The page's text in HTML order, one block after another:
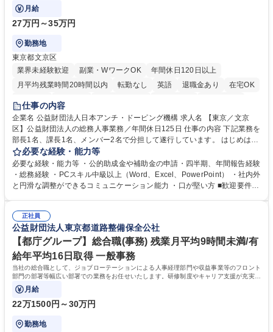
躍いただくことを期待しています。
月給
27万円～35万円
勤務地
東京都文京区
業界未経験歓迎
副業・WワークOK
年間休日120日以上
月平均残業時間20時間以内
転勤なし 英語 退職金あり
在宅OK
賞与あり
育休あり
食事補助あり
仕事の内容
企業名 公益財団法人日本アンチ・ドーピング機構 求人名 【東京／文京
区】公益財団法人の総務人事業務／年間休日125日 仕事の内容 下記業務を
部長1名、課長1名、メンバー2名で分担して遂行しています。 はじめは担
当者として業務を覚えていただき、ゆくゆくはリーダーやマネージャーポ
ジションとして活躍いただくことを期待しています。 【総務・人事グルー
プの業務内容】 ・人事制度関連 ・採用活動 ・教育研修の企画、実行 ・勤
怠管理 ・官公庁への各種提出 ・法定の会議運営（評議員会、理事会） ・
管理 ・福利厚生関連 ・職員からの問合せ、相談対応 ・その他日常の総務
業務全般 募集職種 【東京／文京区】公益財団法人の総務人事業務／年間
休日125日
必要な経験・能力等
必要な経験・能力等 ・公的助成金や補助金の申請・四半期、年間報告経験
・総務経験 ・PCスキル中級以上（Word、Excel、PowerPoint） ・社内外
と円滑な調整ができるコミュニケーション能力 ・口が堅い方 ■歓迎要件
正社員
公益財団法人東京都道路整備保全公社
【都庁グループ】総合職(事務) 残業月平均9時間未満/有
給年平均16日取得 一般事務
当社の総合職として、ジョブローテーションによる人事経理部門や収益事業等のフロント
部門の部署等幅広い部署での業務をお任せいたします。研修制度やキャリア支援が充実し
ております！ ※下記業務詳細
月給
22万1500円～30万円
勤務地